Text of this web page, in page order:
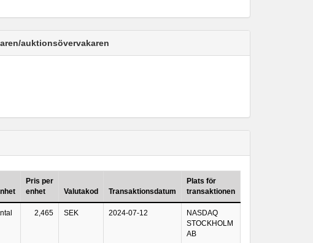
auktionsövervakaren
Pris per
enhet
Valutakod Transaktionsdatum
Plats för
transaktionen
2,465 SEK 2024-07-12
NASDAQ
STOCKHOLM
AB